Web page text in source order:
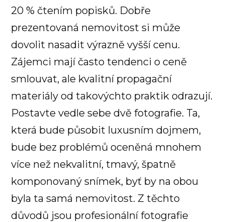
20 % čtením popisků. Dobře
prezentovaná nemovitost si může
dovolit nasadit výrazně vyšší cenu.
Zájemci mají často tendenci o ceně
smlouvat, ale kvalitní propagační
materiály od takovýchto praktik odrazují.
Postavte vedle sebe dvě fotografie. Ta,
která bude působit luxusním dojmem,
bude bez problémů oceněná mnohem
více než nekvalitní, tmavý, špatně
komponovaný snímek, byť by na obou
byla ta samá nemovitost. Z těchto
důvodů jsou profesionální fotografie